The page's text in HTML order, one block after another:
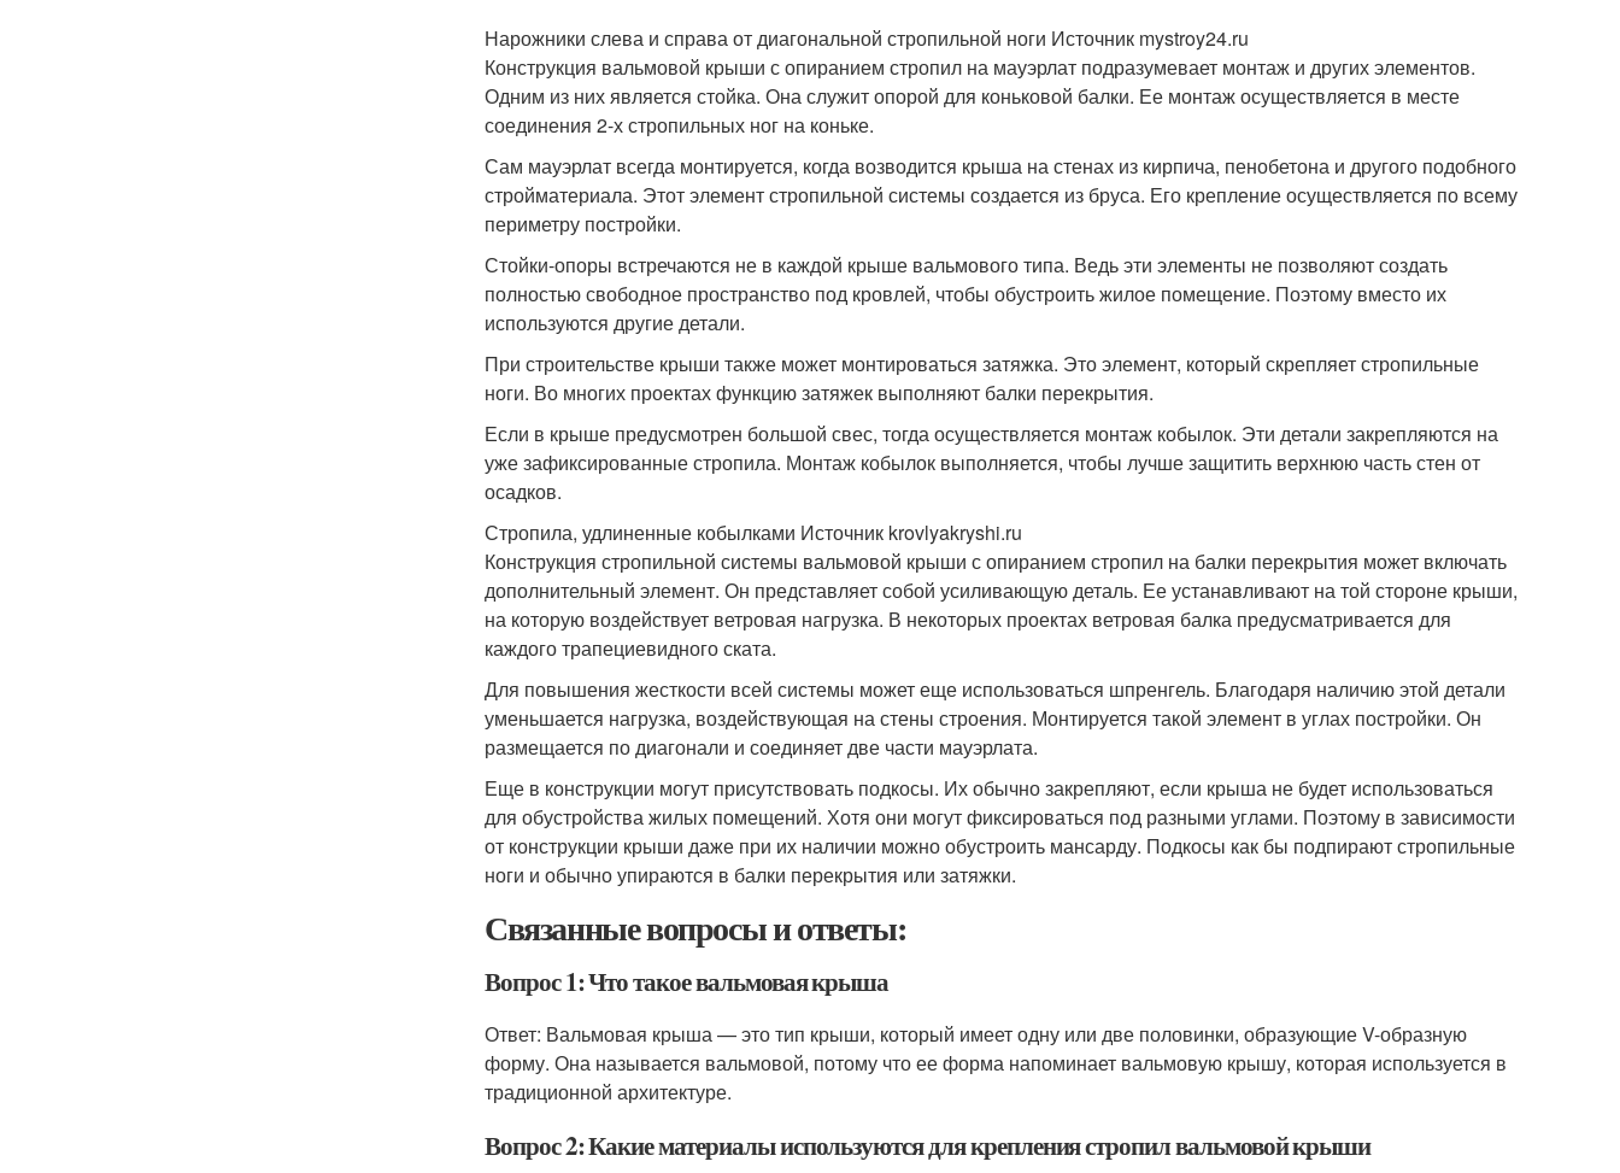
Нарожники слева и справа от диагональной стропильной ноги Источник mystroy24.ru
Конструкция вальмовой крыши с опиранием стропил на мауэрлат подразумевает монтаж и других элементов.
Одним из них является стойка. Она служит опорой для коньковой балки. Ее монтаж осуществляется в месте
соединения 2-х стропильных ног на коньке.
Сам мауэрлат всегда монтируется, когда возводится крыша на стенах из кирпича, пенобетона и другого подобного
стройматериала. Этот элемент стропильной системы создается из бруса. Его крепление осуществляется по всему
периметру постройки.
Стойки-опоры встречаются не в каждой крыше вальмового типа. Ведь эти элементы не позволяют создать
полностью свободное пространство под кровлей, чтобы обустроить жилое помещение. Поэтому вместо их
используются другие детали.
При строительстве крыши также может монтироваться затяжка. Это элемент, который скрепляет стропильные
ноги. Во многих проектах функцию затяжек выполняют балки перекрытия.
Если в крыше предусмотрен большой свес, тогда осуществляется монтаж кобылок. Эти детали закрепляются на
уже зафиксированные стропила. Монтаж кобылок выполняется, чтобы лучше защитить верхнюю часть стен от
осадков.
Стропила, удлиненные кобылками Источник krovlyakryshi.ru
Конструкция стропильной системы вальмовой крыши с опиранием стропил на балки перекрытия может включать
дополнительный элемент. Он представляет собой усиливающую деталь. Ее устанавливают на той стороне крыши,
на которую воздействует ветровая нагрузка. В некоторых проектах ветровая балка предусматривается для
каждого трапециевидного ската.
Для повышения жесткости всей системы может еще использоваться шпренгель. Благодаря наличию этой детали
уменьшается нагрузка, воздействующая на стены строения. Монтируется такой элемент в углах постройки. Он
размещается по диагонали и соединяет две части мауэрлата.
Еще в конструкции могут присутствовать подкосы. Их обычно закрепляют, если крыша не будет использоваться
для обустройства жилых помещений. Хотя они могут фиксироваться под разными углами. Поэтому в зависимости
от конструкции крыши даже при их наличии можно обустроить мансарду. Подкосы как бы подпирают стропильные
ноги и обычно упираются в балки перекрытия или затяжки.
Связанные вопросы и ответы:
Вопрос 1: Что такое вальмовая крыша
Ответ: Вальмовая крыша — это тип крыши, который имеет одну или две половинки, образующие V-образную
форму. Она называется вальмовой, потому что ее форма напоминает вальмовую крышу, которая используется в
традиционной архитектуре.
Вопрос 2: Какие материалы используются для крепления стропил вальмовой крыши